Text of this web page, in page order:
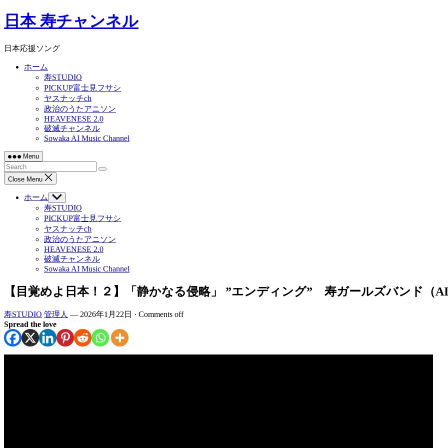
Skip
to日本 寿チャンネル
日本応援ソング
ホーム
寿STUDIO
PICKUP富士見フサシ
ヤスナッチch
政治のうたアニソン
HEAVENESE 2.0
破滅チャンネル
Sowaka AI Music Channel
Menu
Close Menu
ホーム
Show
sub
menu
寿STUDIO
PICKUP富士見フサシ
ヤスナッチch
政治のうたアニソン
HEAVENESE 2.0
破滅チャンネル
Sowaka AI Music Channel
【目覚めよ日本！２】「静かなる侵略」 ”エンディング” 寿ガールズバンド（AI
寿STUDIO 管理人 — 2026年1月22日 · Comments off
Spread the love